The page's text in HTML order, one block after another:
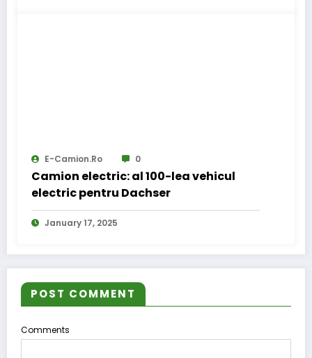
E-Camion.ro 0
Camion electric: al 100-lea vehicul
electric pentru Dachser
January 17, 2025
POST COMMENT
Comments